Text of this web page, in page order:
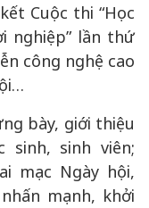
Cuộc thi “Học
nghiệp” lần thứ
công nghệ cao
bày, giới thiệu
sinh, sinh viên;
mạc Ngày hội,
mạnh, khởi